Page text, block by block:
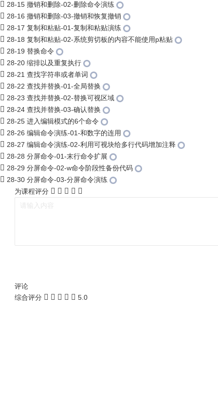
28-15 撤销和删除-02-删除命令演练
28-16 撤销和删除-03-撤销和恢复撤销
28-17 复制和粘贴-01-复制和粘贴演练
28-18 复制和粘贴-02-系统剪切板的内容不能使用p粘贴
28-19 替换命令
28-20 缩排以及重复执行
28-21 查找字符串或者单词
28-22 查找并替换-01-全局替换
28-23 查找并替换-02-替换可视区域
28-24 查找并替换-03-确认替换
28-25 进入编辑模式的6个命令
28-26 编辑命令演练-01-和数字的连用
28-27 编辑命令演练-02-利用可视块给多行代码增加注释
28-28 分屏命令-01-末行命令扩展
28-29 分屏命令-02-w命令阶段性备份代码
28-30 分屏命令-03-分屏命令演练
为课程评分
评论
综合评分
5.0